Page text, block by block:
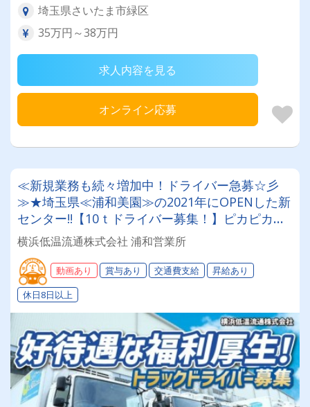
埼玉県さいたま市緑区
35万円～38万円
求人内容を見る
オンライン応募
≪新規業務も続々増加中！ドライバー急募☆彡
≫★埼玉県≪浦和美園≫の2021年にOPENした新
センター!!【10ｔドライバー募集！】ピカピカの
新たな営業所でお仕事しませんか？
横浜低温流通株式会社 浦和営業所
動画あり 賞与あり 交通費支給
昇給あり
休日8日以上